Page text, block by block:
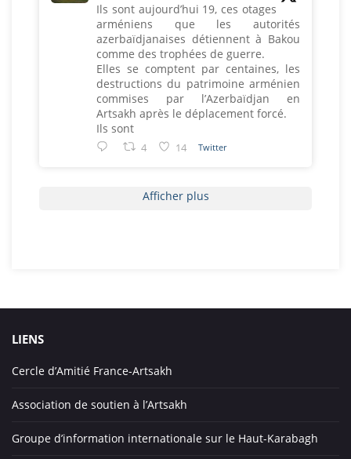
Ils sont aujourd’hui 19, ces otages
arméniens que les autorités
azerbaïdjanaises détiennent à Bakou
comme des trophées de guerre.
Elles se comptent par centaines, les
destructions du patrimoine arménien
commises par l’Azerbaïdjan en
Artsakh après le déplacement forcé.
Ils sont
4 14 Twitter
Afficher plus
LIENS
Cercle d’Amitié France-Artsakh
Association de soutien à l’Artsakh
Groupe d’information internationale sur le Haut-Karabagh